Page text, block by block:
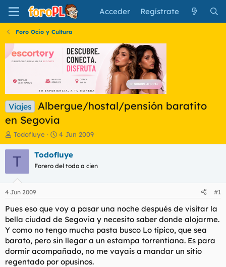
Acceder Regístrate
Foro Ocio y Cultura
Viajes
Albergue/hostal/pensión baratito
en Segovia
I
n
i
a
d
o
r
d
e
l
t
e
m
Todofluye
F
e
c
a
i
n
c
i
o
4 Jun 2009
T Todofluye
Forero del todo a cien
4 Jun 2009 #1
Pues eso que voy a pasar una noche después de visitar la
bella ciudad de Segovia y necesito saber donde alojarme.
Y como no tengo mucha pasta busco Lo típico, que sea
barato, pero sin llegar a un estampa torrentiana. Es para
dormir acompañado, no me vayais a mandar un sitio
regentado por opusinos.